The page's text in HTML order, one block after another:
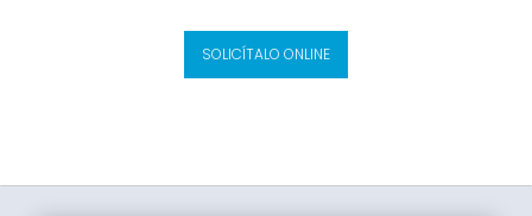
SOLICÍTALO ONLINE